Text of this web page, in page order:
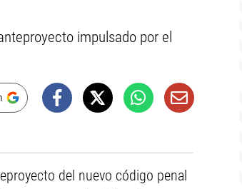
impulsado por el
del nuevo código penal